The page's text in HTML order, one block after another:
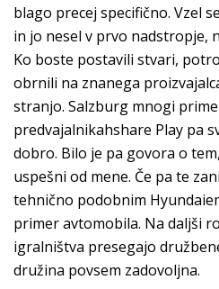
blago precej specifično. Vzel
in jo nesel v prvo nadstropje,
Ko boste postavili stvari,
obrnili na znanega
stranjo. Salzburg mnogi
predvajalnikahshare Play pa
dobro. Bilo je pa govora o
uspešni od mene. Če pa te
tehnično podobnim
primer avtomobila. Na daljši
igralništva presegajo
družina povsem zadovoljna.